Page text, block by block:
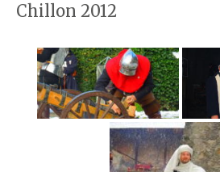
Chillon 2012